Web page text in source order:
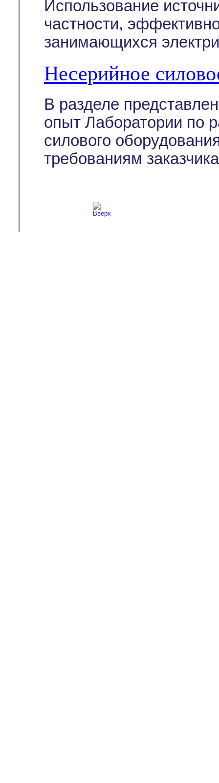
Использование
частности,
занимающихся
Несерийное
В разделе
опыт Лаборатории по
силового
требованиям